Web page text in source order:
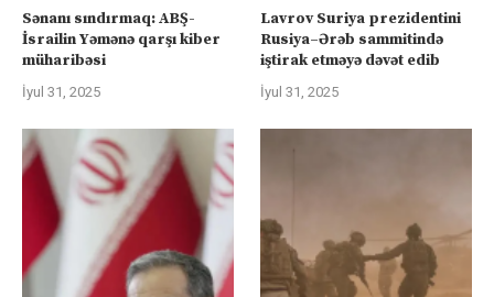
Sənanı sındırmaq: ABŞ-
İsrailin Yəmənə qarşı kiber
müharibəsi
İyul 31, 2025
Lavrov Suriya prezidentini
Rusiya–Ərəb sammitində
iştirak etməyə dəvət edib
İyul 31, 2025